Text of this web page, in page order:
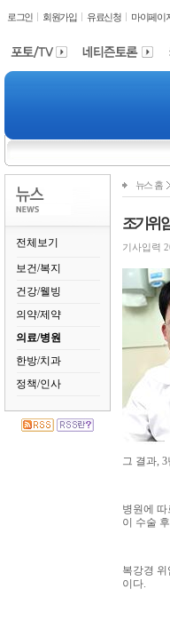
로그인 회원가입 유료신청 마이페이
전체보기
보건/복지
건강/웰빙
의약/제약
의료/병원
한방/치과
정책/인사
뉴스 홈
조기위
기사입력
그 결과,
병원에
이 수술
복강경
이다.